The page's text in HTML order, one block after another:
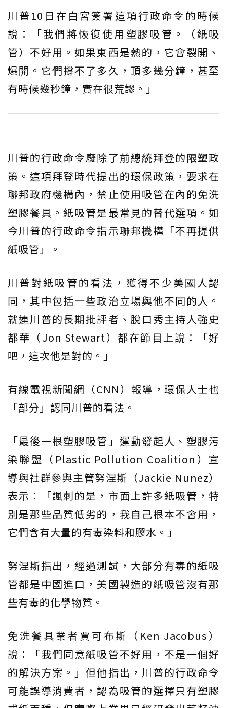
川普10日在白宮簽署這項行政命令的時候
說：「我們將恢復使用塑膠吸管。（紙吸
管）不好用。如果東西是熱的，它會裂開、
爆開。它們撐不了多久，頂多幾分鐘，甚至
有時候幾秒鐘，實在很荒謬。」
川普的行政命令廢除了前總統拜登的限塑政
策。這項拜登時代提出的環保政策，要求在
聯邦政府機構內，禁止使用吸管在內的免洗
塑膠餐具。紙吸管是最常見的替代選項。如
今川普的行政命令指示聯邦機構「不再提供
紙吸管」。
川普對紙吸管的看法，獲得不少美國人認
同，其中包括一些政治立場與他不同的人。
就連川普的長期批評者、脫口秀主持人強史
都華（Jon Stewart）都在節目上說：「好
吧，這次他是對的。」
有線電視新聞網（CNN）報導，環保人士也
「部分」認同川普的看法。
「最後一根塑膠吸管」運動發起人、塑膠污
染聯盟（Plastic Pollution Coalition）宣
導與社群參與主管努涅斯（Jackie Nunez）
表示：「諷刺的是，市面上許多紙吸管，特
別是那些品質低劣的，我自己根本不會用，
它們含有大量的有毒染料和膠水。」
努涅斯指出，經過測試，大部分有毒的紙吸
管都是中國進口，美國製造的紙吸管沒有那
些有毒的化學物質。
免洗餐具業者賈可布斯（Ken Jacobus）
說：「我們同意紙吸管不好用，不是一個好
的解決方案。」但他指出，川普的行政命令
可能誤導消費者，認為吸管的選擇只有塑膠